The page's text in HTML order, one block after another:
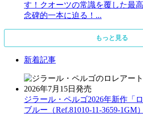
す！クオーツの常識を覆した最
念碑的一本に迫る！...
もっと見る
新着記事
ジラール・ペルゴ2026年新作「
ブルー（Ref.81010-11-3659-